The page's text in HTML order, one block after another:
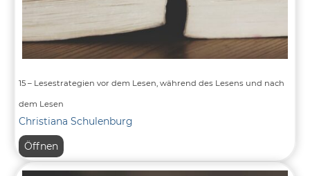
15 – Lesestrategien vor dem Lesen, während des Lesens und nach
dem Lesen
Christiana Schulenburg
Öffnen15
–